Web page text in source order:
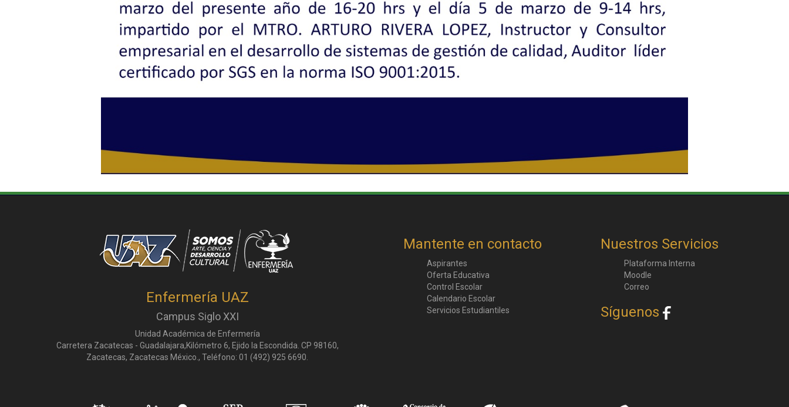
Enfermería UAZ
Campus Siglo XXI
Unidad Académica de Enfermería
Carretera Zacatecas - Guadalajara,Kilómetro 6, Ejido la Escondida. CP 98160,
Zacatecas, Zacatecas México., Teléfono: 01 (492) 925 6690.
Mantente en contacto
Aspirantes
Oferta Educativa
Control Escolar
Calendario Escolar
Servicios Estudiantiles
Nuestros Servicios
Plataforma Interna
Moodle
Correo
Síguenos